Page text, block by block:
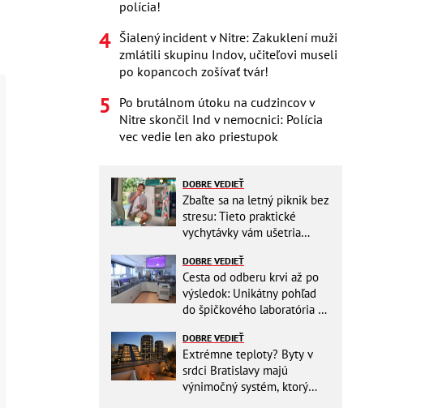
polícia!
Šialený incident v Nitre: Zakuklení muži
zmlátili skupinu Indov, učiteľovi museli
po kopancoch zošívať tvár!
Po brutálnom útoku na cudzincov v
Nitre skončil Ind v nemocnici: Polícia
vec vedie len ako priestupok
DOBRE VEDIEŤ
Zbaľte sa na letný piknik bez
stresu: Tieto praktické
vychytávky vám ušetria
DOBRE VEDIEŤ
Cesta od odberu krvi až po
výsledok: Unikátny pohľad
do špičkového laboratória na
DOBRE VEDIEŤ
Extrémne teploty? Byty v
srdci Bratislavy majú
výnimočný systém, ktorý